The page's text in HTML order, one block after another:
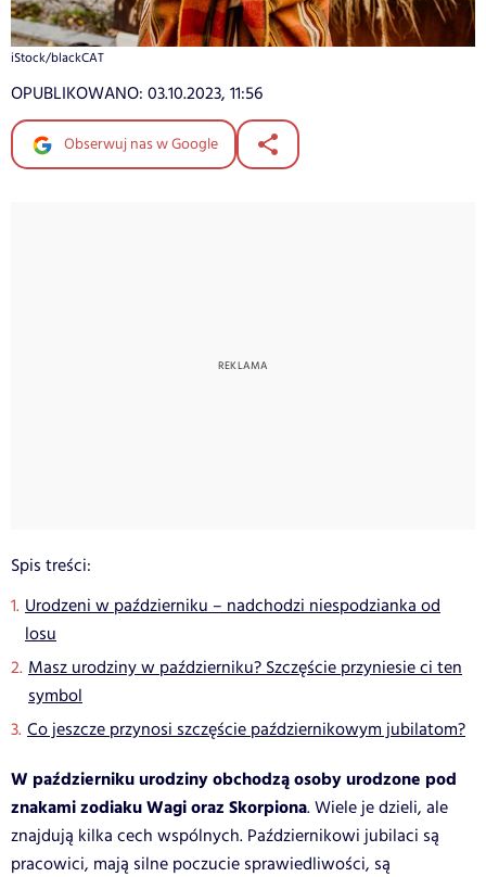
iStock/blackCAT
OPUBLIKOWANO: 03.10.2023, 11:56
Obserwuj nas w Google
Spis treści:
Urodzeni w październiku – nadchodzi niespodzianka od
losu
Masz urodziny w październiku? Szczęście przyniesie ci ten
symbol
Co jeszcze przynosi szczęście październikowym jubilatom?
W październiku urodziny obchodzą osoby urodzone pod
znakami zodiaku Wagi oraz Skorpiona. Wiele je dzieli, ale
znajdują kilka cech wspólnych. Październikowi jubilaci są
pracowici, mają silne poczucie sprawiedliwości, są